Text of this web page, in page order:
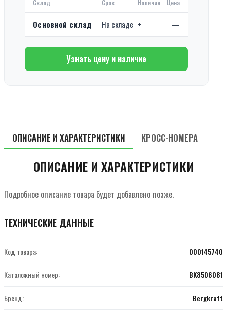
Склад Срок Наличие Цена
Основной склад На складе + —
Узнать цену и наличие
ОПИСАНИЕ И ХАРАКТЕРИСТИКИ КРОСС-НОМЕРА
ОПИСАНИЕ И ХАРАКТЕРИСТИКИ
Подробное описание товара будет добавлено позже.
ТЕХНИЧЕСКИЕ ДАННЫЕ
Код товара: 000145740
Каталожный номер: BK8506081
Бренд: Bergkraft